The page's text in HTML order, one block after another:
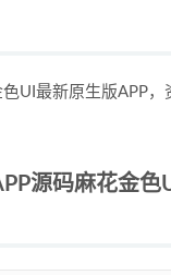
UI最新原生版APP
源码麻花金色